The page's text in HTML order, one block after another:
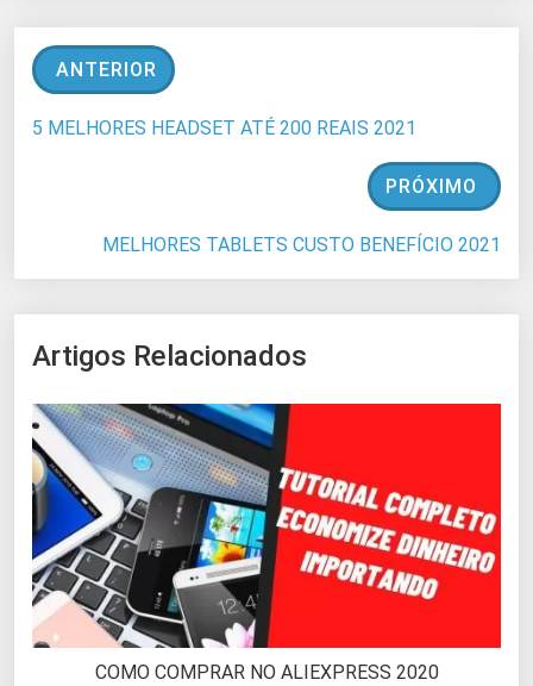
ANTERIOR
5 MELHORES HEADSET ATÉ 200 REAIS 2021
PRÓXIMO
MELHORES TABLETS CUSTO BENEFÍCIO 2021
Artigos Relacionados
COMO COMPRAR NO ALIEXPRESS 2020